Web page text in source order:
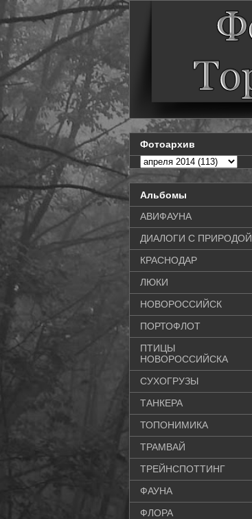
Фотоархив
Альбомы
АВИФАУНА
ДИАЛОГИ С ПРИРОДОЙ
КРАСНОДАР
ЛЮКИ
НОВОРОССИЙСК
ПОРТОФЛОТ
ПТИЦЫ
НОВОРОССИЙСКА
СУХОГРУЗЫ
ТАНКЕРА
ТОПОНИМИКА
ТРАМВАЙ
ТРЕЙНСПОТТИНГ
ФАУНА
ФЛОРА